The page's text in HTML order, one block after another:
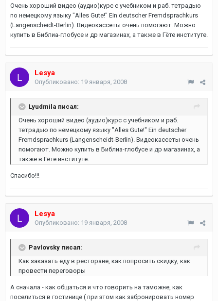
Очень хороший видео (аудио)курс с учебником и раб. тетрадью
по немецкому языку "Alles Gute!" Ein deutscher Fremdsprachkurs
(Langenscheidt-Berlin). Видеокассеты очень помогают. Можно
купить в Библиа-глобусе и др магазинах, а также в Гёте институте.
Lesya
Опубликовано: 19 января, 2008
Lyudmila писал:
Очень хороший видео (аудио)курс с учебником и раб.
тетрадью по немецкому языку "Alles Gute!" Ein deutscher
Fremdsprachkurs (Langenscheidt-Berlin). Видеокассеты очень
помогают. Можно купить в Библиа-глобусе и др магазинах, а
также в Гёте институте.
Спасибо!!!
Lesya
Опубликовано: 19 января, 2008
Pavlovsky писал:
Как заказать еду в ресторане, как попросить скидку, как
провести переговоры
А сначала - как общаться и что говорить на таможне, как
поселиться в гостинице ( при этом как забронировать номер